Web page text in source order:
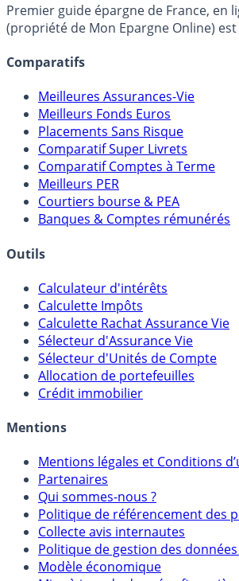
Premier guide épargne de France, en
(propriété de Mon Epargne Online)
Comparatifs
Meilleures Assurances-Vie
Meilleurs Fonds Euros
Placements Sans Risque
Comparatif Super Livrets
Comparatif Comptes à Terme
Meilleurs PER
Courtiers bourse & PEA
Banques & Comptes rémunérés
Outils
Calculateur d'intérêts
Calculette Impôts
Calculette Rachat Assurance Vie
Sélecteur d'Assurance Vie
Sélecteur d'Unités de Compte
Allocation de portefeuilles
Crédit immobilier
Mentions
Mentions légales et Conditions
Partenaires
Qui sommes-nous ?
Politique de référencement des
Collecte avis internautes
Politique de gestion des
Modèle économique